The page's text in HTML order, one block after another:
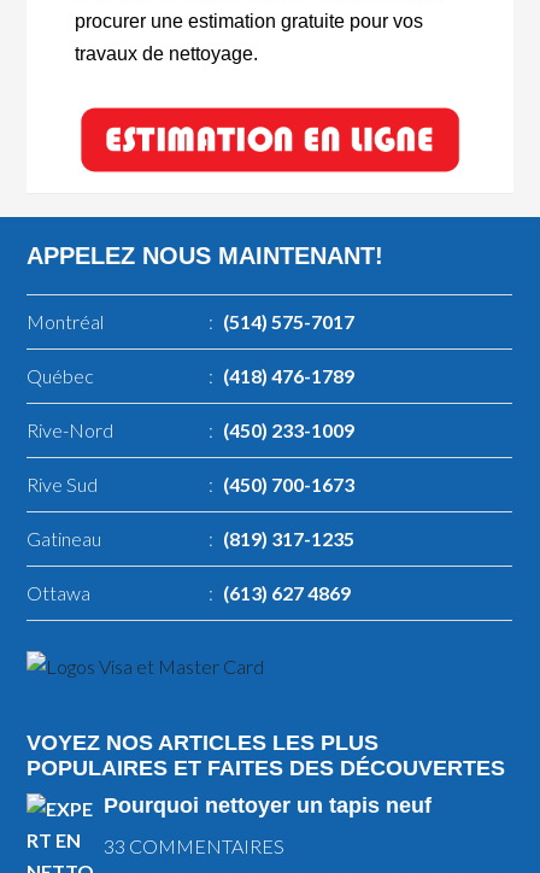
procurer une estimation gratuite pour vos
travaux de nettoyage.
APPELEZ NOUS MAINTENANT!
Montréal : (514) 575-7017
Québec : (418) 476-1789
Rive-Nord : (450) 233-1009
Rive Sud : (450) 700-1673
Gatineau : (819) 317-1235
Ottawa : (613) 627 4869
VOYEZ NOS ARTICLES LES PLUS
POPULAIRES ET FAITES DES DÉCOUVERTES
Pourquoi nettoyer un tapis neuf
33 COMMENTAIRES